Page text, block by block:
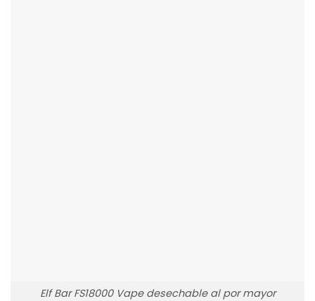
Elf Bar FS18000 Vape desechable al por mayor